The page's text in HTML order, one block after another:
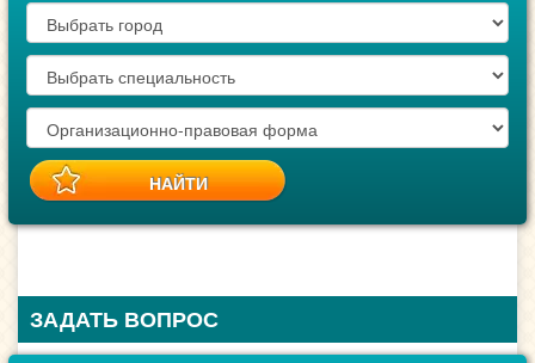
ЗАДАТЬ ВОПРОС